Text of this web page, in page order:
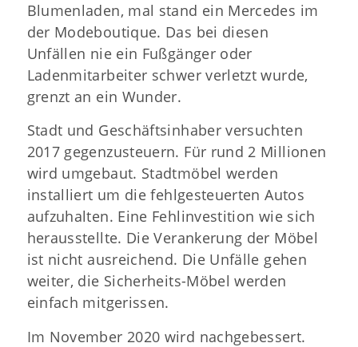
Blumenladen, mal stand ein Mercedes im
der Modeboutique. Das bei diesen
Unfällen nie ein Fußgänger oder
Ladenmitarbeiter schwer verletzt wurde,
grenzt an ein Wunder.
Stadt und Geschäftsinhaber versuchten
2017 gegenzusteuern. Für rund 2 Millionen
wird umgebaut. Stadtmöbel werden
installiert um die fehlgesteuerten Autos
aufzuhalten. Eine Fehlinvestition wie sich
herausstellte. Die Verankerung der Möbel
ist nicht ausreichend. Die Unfälle gehen
weiter, die Sicherheits-Möbel werden
einfach mitgerissen.
Im November 2020 wird nachgebessert.